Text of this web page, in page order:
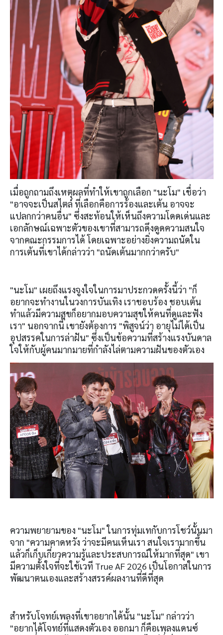
เมื่อถูกถามถึงเหตุผลที่ทำให้เขาถูกเลือก "นะโม" เชื่อว่า
"อาจจะเป็นสไตล์ ที่เลือกคือการร้องและเต้น อาจจะ
แปลกกว่าคนอื่น" ซึ่งสะท้อนให้เห็นถึงความโดดเด่นและ
เอกลักษณ์เฉพาะตัวของเขาที่สามารถดึงดูดความสนใจ
จากคณะกรรมการได้ โดยเฉพาะอย่างยิ่งความถนัดใน
การเต้นที่เขาได้กล่าวว่า "ถนัดเต้นมากกว่าครับ"
"นะโม" เผยถึงแรงจูงใจในการมาประกวดครั้งนี้ว่า "ก็
อยากจะทำงานในวงการบันเทิง เราชอบร้อง ชอบเต้น
ทำแล้วมีความสุขก็อยากมอบความสุขให้คนที่ดูและฟัง
เรา" นอกจากนี้ เขายังต้องการ "พิสูจน์ว่า อายุไม่ได้เป็น
อุปสรรคในการล่าฝัน" ซึ่งเป็นข้อความที่สร้างแรงบันดาล
ใจให้กับผู้คนมากมายที่กำลังไล่ตามความฝันของตัวเอง
ความพยายามของ "นะโม" ในการทุ่มเทกับการโชว์นั้นมา
จาก "ความคาดหวัง ว่าจะมีคนเห็นเรา สนใจเรามากขึ้น
แล้วก็เก็บเกี่ยวความรู้และประสบการณ์ให้มากที่สุด" เขา
มีความตั้งใจที่จะใช้เวที True AF 2026 เป็นโอกาสในการ
พัฒนาตนเองและสร้างสรรค์ผลงานที่ดีที่สุด
สำหรับโจทย์เพลงที่เขาอยากได้นั้น "นะโม" กล่าวว่า
"อยากได้โจทย์ที่แสดงตัวเอง ออกมา ก็คือเพลงแดนซ์